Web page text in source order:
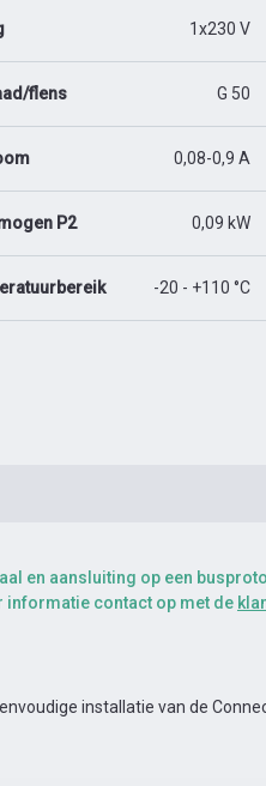
1x230 V
flens G 50
0,08-0,9 A
P2 0,09 kW
-20 - +110 °C
en aansluiting op een
informatie contact op met de
installatie van de